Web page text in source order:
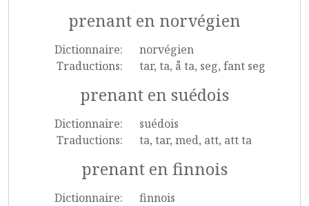
prenant en norvégien
Dictionnaire:
norvégien
Traductions:
tar, ta, å ta, seg, fant seg
prenant en suédois
Dictionnaire:
suédois
Traductions:
ta, tar, med, att, att ta
prenant en finnois
Dictionnaire:
finnois